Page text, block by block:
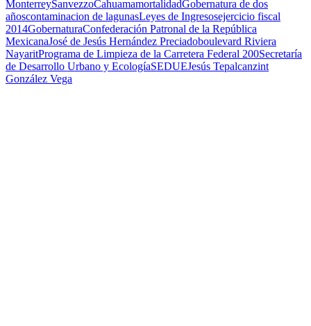
MonterreySanvezzoCahuamamortalidadGobernatura de dos
añoscontaminacion de lagunasLeyes de Ingresosejercicio fiscal
2014GobernaturaConfederación Patronal de la República
MexicanaJosé de Jesús Hernández Preciadoboulevard Riviera
NayaritPrograma de Limpieza de la Carretera Federal 200Secretaría
de Desarrollo Urbano y EcologíaSEDUEJesús Tepalcanzint
González Vega